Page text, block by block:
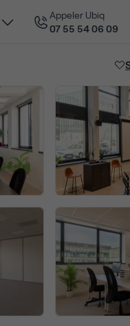
Appeler Ubiq
07 55 54 06 09